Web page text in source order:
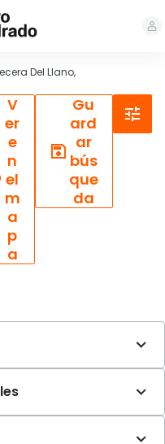
Del Llano,
V
er
e
n
el
m
a
p
a
Gu
ard
ar
bús
que
da